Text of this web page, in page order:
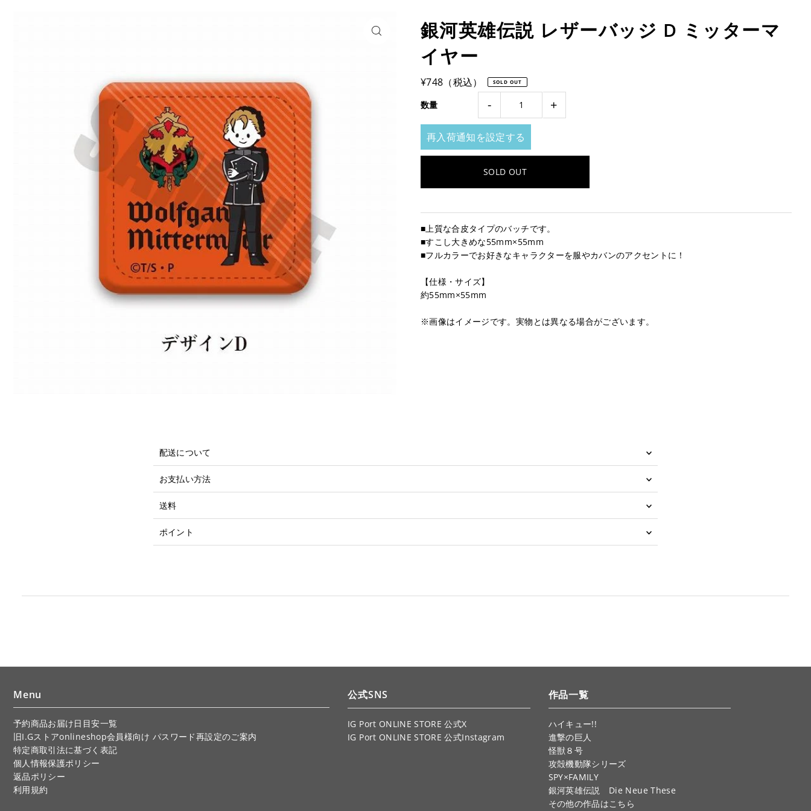
銀河英雄伝説 レザーバッジ D ミッターマ
イヤー
¥748（税込） SOLD OUT
数量 - +
再入荷通知を設定する
■上質な合皮タイプのバッチです。
■すこし大きめな55mm×55mm
■フルカラーでお好きなキャラクターを服やカバンのアクセントに！
【仕様・サイズ】
約55mm×55mm
※画像はイメージです。実物とは異なる場合がございます。
配送について
お支払い方法
送料
ポイント
Menu
予約商品お届け日目安一覧
旧I.Gストアonlineshop会員様向け パスワード再設定のご案内
特定商取引法に基づく表記
個人情報保護ポリシー
返品ポリシー
利用規約
公式SNS
IG Port ONLINE STORE 公式X
IG Port ONLINE STORE 公式Instagram
作品一覧
ハイキュー!!
進撃の巨人
怪獣８号
攻殻機動隊シリーズ
SPY×FAMILY
銀河英雄伝説 Die Neue These
その他の作品はこちら